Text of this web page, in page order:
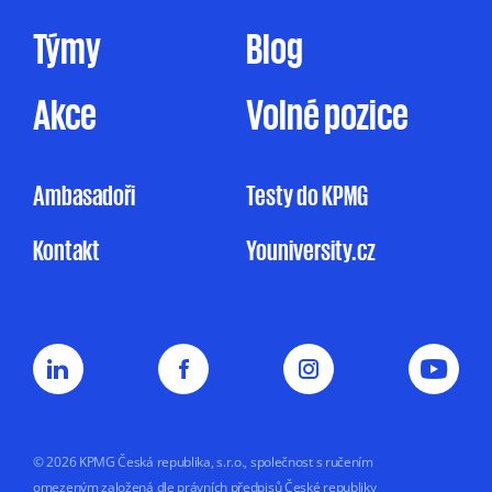
mnou udělovaného souhlasu. Pakliže souhlas
neudělím, ale ani nevznesu námitku, může
KPMG omezeně zpracovávat mé osobní údaje
pro účely marketingu na základě jejího
a mohu jej kdykoliv odvolat. Můj nesouhlas
Souhlas uděluji na dobu
5 let nebo do doby,
Týmy
Blog
Akce
Volné pozice
Ambasadoři
Kontakt
Testy do KPMG
Youniversity.cz
© 2026 KPMG Česká republika, s.r.o., společnost s ručením
omezeným založená dle právních předpisů České republiky